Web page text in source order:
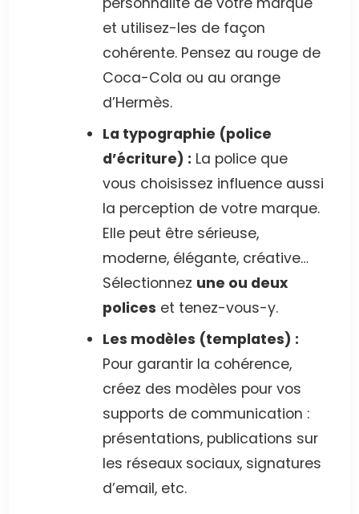
et utilisez-les de façon
cohérente. Pensez au rouge de
Coca-Cola ou au orange
d’Hermès.
La typographie (police
d’écriture) : La police que
vous choisissez influence aussi
la perception de votre marque.
Elle peut être sérieuse,
moderne, élégante, créative…
Sélectionnez une ou deux
polices et tenez-vous-y.
Les modèles (templates) :
Pour garantir la cohérence,
créez des modèles pour vos
supports de communication :
présentations, publications sur
les réseaux sociaux, signatures
d’email, etc.